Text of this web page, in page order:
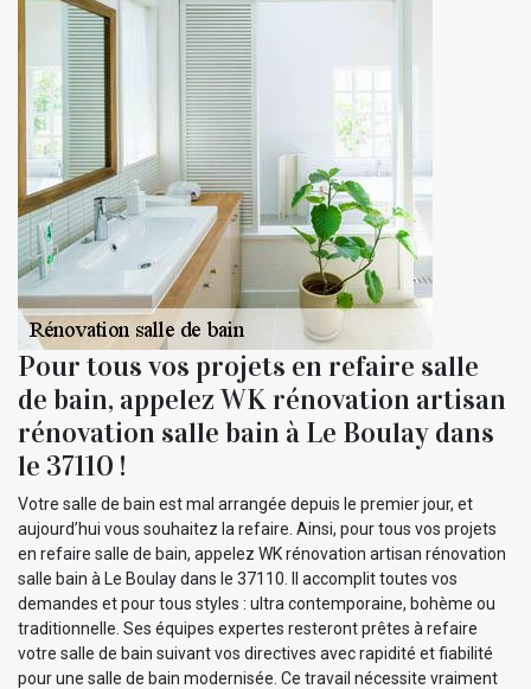
Pour tous vos projets en refaire salle
de bain, appelez WK rénovation artisan
rénovation salle bain à Le Boulay dans
le 37110 !
Votre salle de bain est mal arrangée depuis le premier jour, et
aujourd’hui vous souhaitez la refaire. Ainsi, pour tous vos projets
en refaire salle de bain, appelez WK rénovation artisan rénovation
salle bain à Le Boulay dans le 37110. Il accomplit toutes vos
demandes et pour tous styles : ultra contemporaine, bohème ou
traditionnelle. Ses équipes expertes resteront prêtes à refaire
votre salle de bain suivant vos directives avec rapidité et fiabilité
pour une salle de bain modernisée. Ce travail nécessite vraiment